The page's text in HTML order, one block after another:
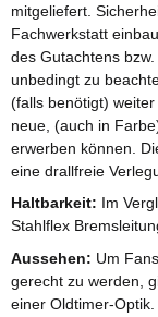
mitgeliefert.
Fachwerkstatt
des Gutachtens
unbedingt zu
(falls benötigt)
neue, (auch in
erwerben können.
eine drallfreie
Haltbarkeit: Im
Stahlflex
Aussehen: Um
gerecht zu werden,
einer Oldtimer-